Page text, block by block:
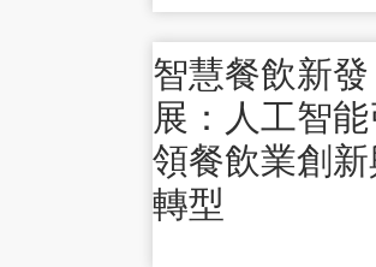
智慧餐飲新發
展：人工智能
領餐飲業創
轉型